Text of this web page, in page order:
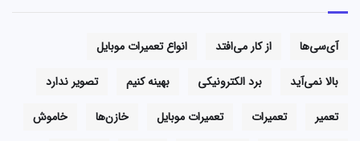
آی‌سی‌ها از کار می‌افتد
انواع تعمیرات موبایل
بالا نمی‌آید
برد الکترونیکی بهینه کنیم
تصویر ندارد
تعمیر
تعمیرات تعمیرات موبایل خازن‌ها
خاموش